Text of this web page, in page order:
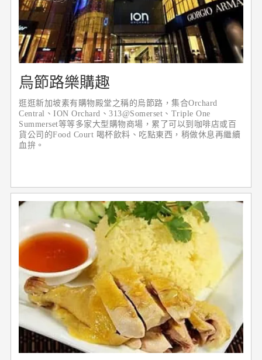
烏節路樂購趣
逛逛新加坡素有購物殿堂之稱的烏節路，集合Orchard
Central、ION Orchard、313@Somerset、Triple One
Summerset等等多家大型購物商場，累了可以到咖啡店或百
貨公司的Food Court 喝杯飲料、吃點東西，稍做休息再繼續
血拚。